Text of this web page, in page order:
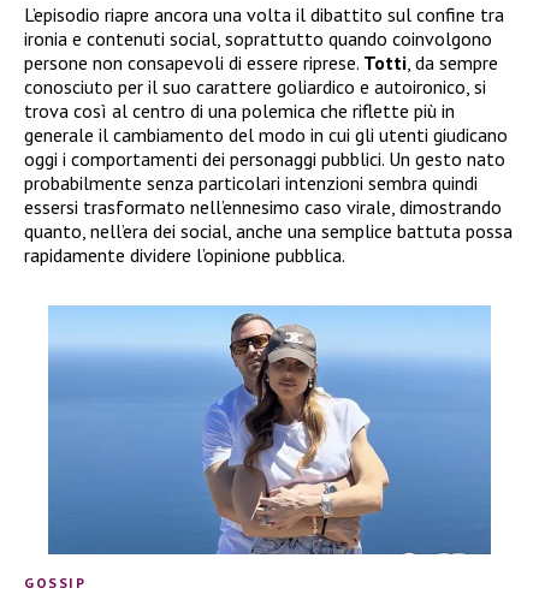
L’episodio riapre ancora una volta il dibattito sul confine tra
ironia e contenuti social, soprattutto quando coinvolgono
persone non consapevoli di essere riprese. Totti , da sempre
conosciuto per il suo carattere goliardico e autoironico, si
trova così al centro di una polemica che riflette più in
generale il cambiamento del modo in cui gli utenti giudicano
oggi i comportamenti dei personaggi pubblici. Un gesto nato
probabilmente senza particolari intenzioni sembra quindi
essersi trasformato nell’ennesimo caso virale, dimostrando
quanto, nell’era dei social, anche una semplice battuta possa
rapidamente dividere l’opinione pubblica.
GOSSIP